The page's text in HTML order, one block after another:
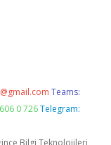
Teams:
0 726 Telegram:
Bilgi Teknolojileri